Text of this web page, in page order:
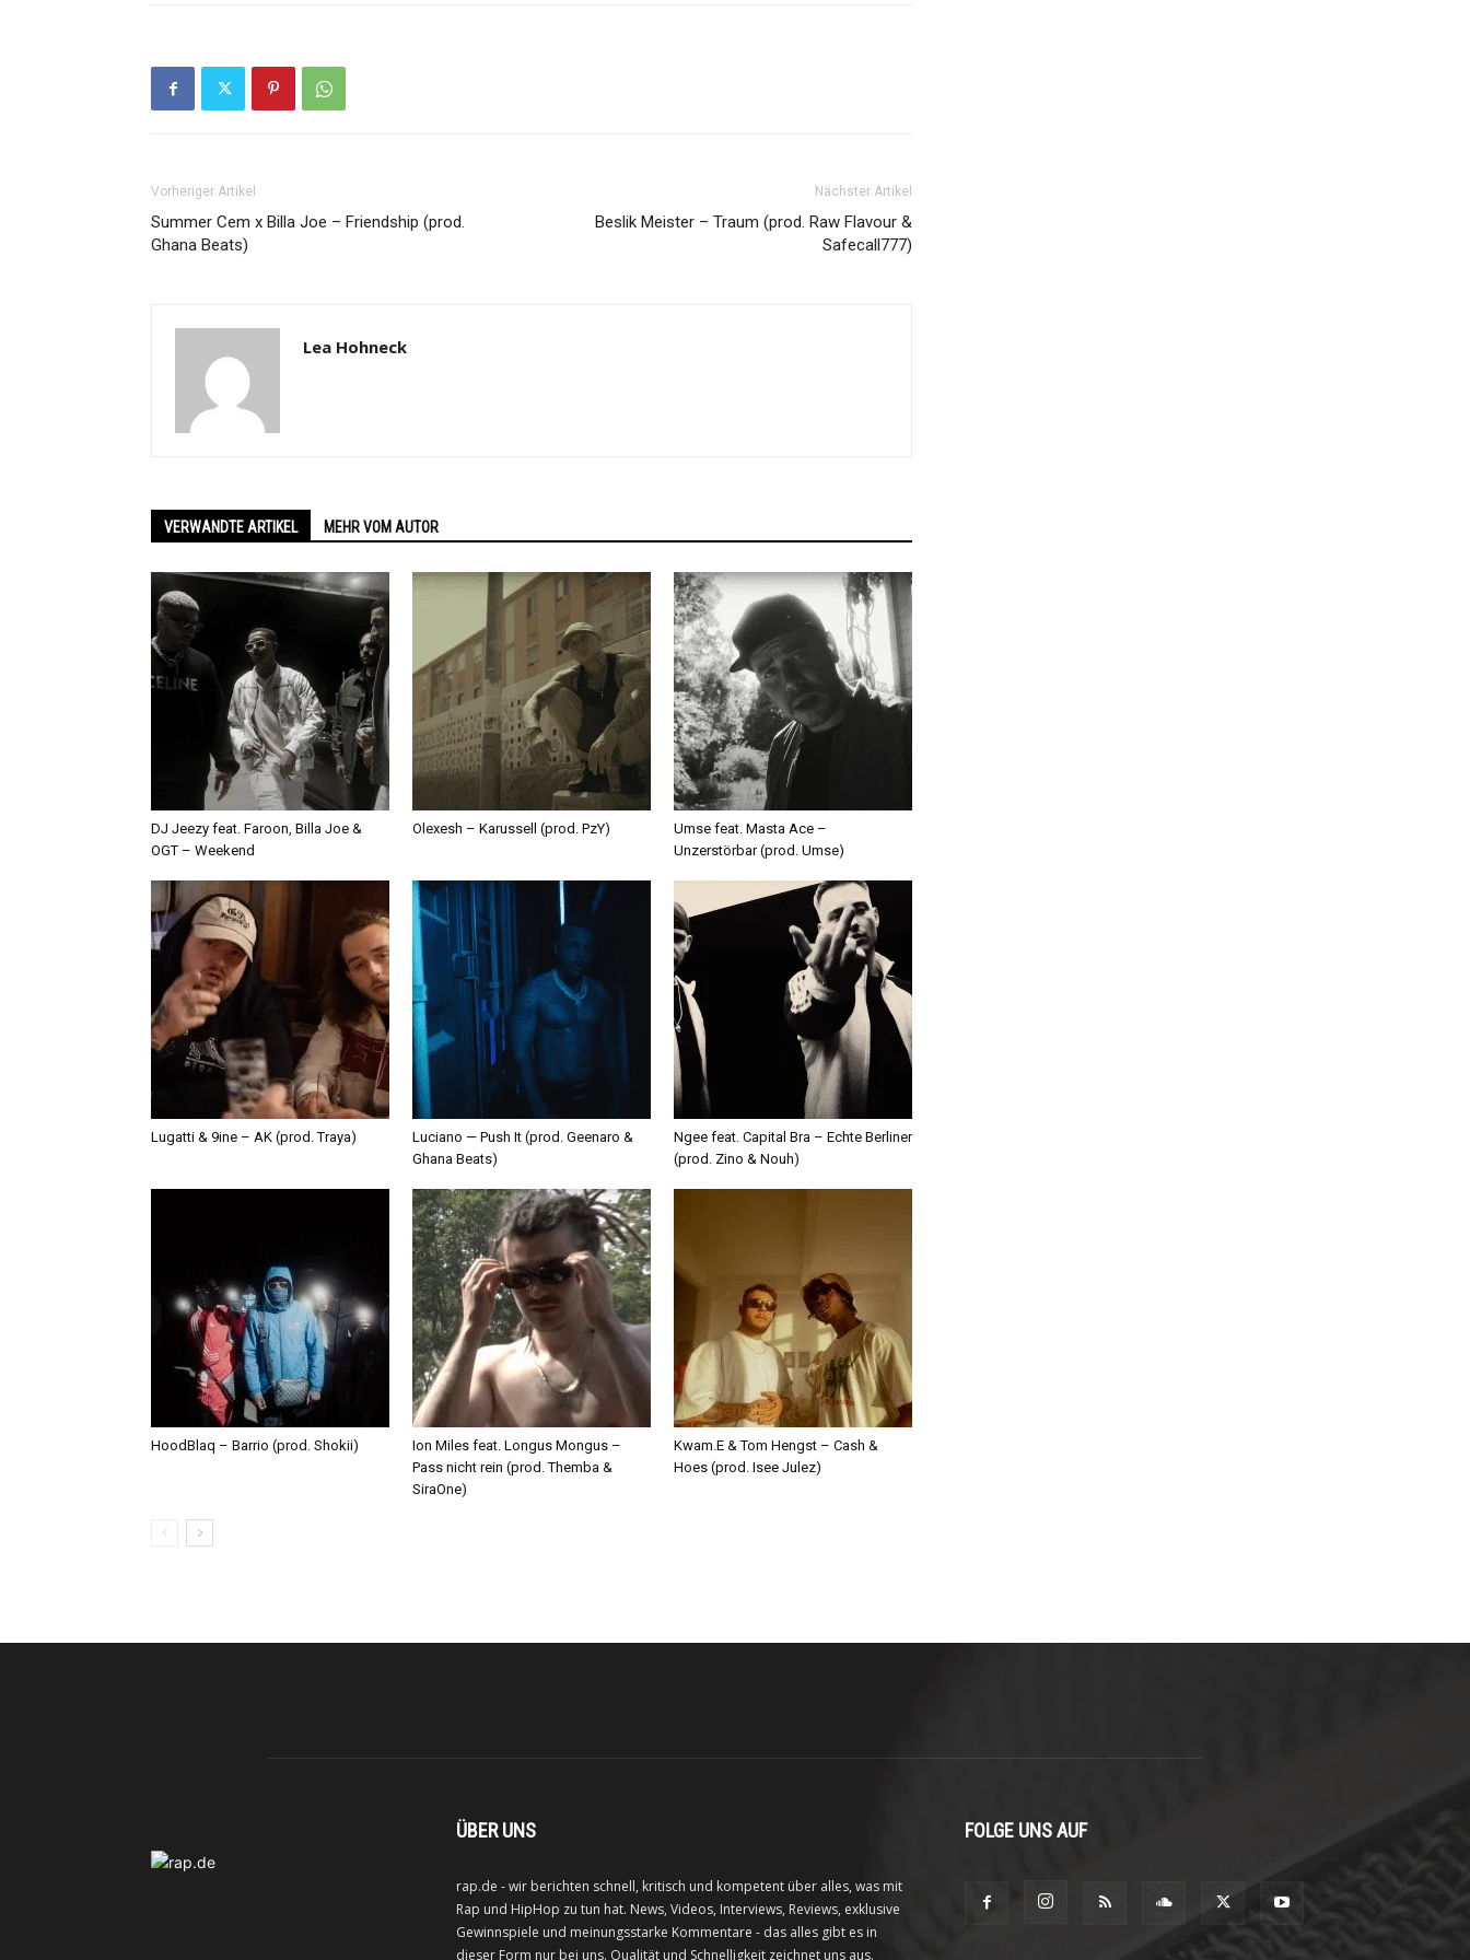
Vorheriger Artikel
Summer Cem x Billa Joe – Friendship (prod.
Ghana Beats)
Nächster Artikel
Beslik Meister – Traum (prod. Raw Flavour &
Safecall777)
Lea Hohneck
VERWANDTE ARTIKEL MEHR VOM AUTOR
DJ Jeezy feat. Faroon, Billa Joe &
OGT – Weekend
Olexesh – Karussell (prod. PzY)
Umse feat. Masta Ace –
Unzerstörbar (prod. Umse)
Lugatti & 9ine – AK (prod. Traya)
Luciano — Push It (prod. Geenaro &
Ghana Beats)
Ngee feat. Capital Bra – Echte Berliner
(prod. Zino & Nouh)
HoodBlaq – Barrio (prod. Shokii)
Ion Miles feat. Longus Mongus –
Pass nicht rein (prod. Themba &
SiraOne)
Kwam.E & Tom Hengst – Cash &
Hoes (prod. Isee Julez)
ÜBER UNS
rap.de - wir berichten schnell, kritisch und kompetent über alles, was mit
Rap und HipHop zu tun hat. News, Videos, Interviews, Reviews, exklusive
Gewinnspiele und meinungsstarke Kommentare - das alles gibt es in
dieser Form nur bei uns. Qualität und Schnelligkeit zeichnet uns aus.
FOLGE UNS AUF